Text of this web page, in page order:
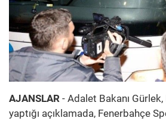
AJANSLAR - Adalet Bakanı
yaptığı açıklamada, Fenerbahçe